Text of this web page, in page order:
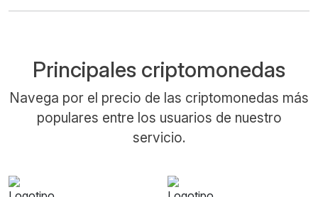
Principales criptomonedas
Navega por el precio de las criptomonedas más
populares entre los usuarios de nuestro
servicio.